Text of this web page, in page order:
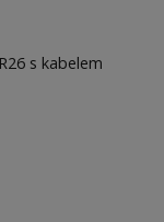
s kabelem